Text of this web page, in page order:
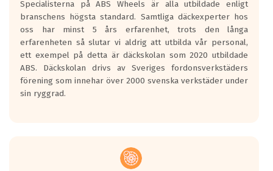
längsta.
Inga D eller G betyg delas ut för
personbilar och lätta lastbilar.
Betyget sätts efter ett test där däcken
skall bromsa in på en väg där det ligger
0.5-1.5 mm vatten.
I 80km/h kommer skillnaden på
Vid körning i över 50km/h brukar
Specialisterna på ABS Wheels är alla utbildade enligt
branschens högsta standard. Samtliga däckexperter hos
oss har minst 5 års erfarenhet, trots den långa
erfarenheten så slutar vi aldrig att utbilda vår personal,
ett exempel på detta är däckskolan som 2020 utbildade
ABS. Däckskolan drivs av Sveriges fordonsverkstäders
förening som innehar över 2000 svenska verkstäder under
sin ryggrad.